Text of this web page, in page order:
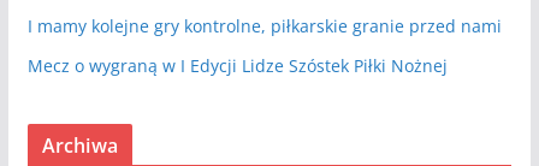
I mamy kolejne gry kontrolne, piłkarskie granie przed nami
Mecz o wygraną w I Edycji Lidze Szóstek Piłki Nożnej
Archiwa